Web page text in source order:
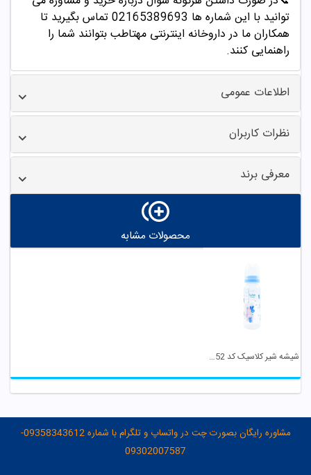
توانید با این شماره ها 02165389693
تماس بگیرید تا
همکاران ما در داروخانه اینترنتی مهتاطب بتوانند شما را
راهنمایی کنند.
اطلاعات عمومی
نظرات کاربران
معرفی برند
محصولات مشابه
شیشه شیر کلاسیک کد 852 وی بیبی
مشاوره رایگان بصورت چت در واتساپ و تلگرام با شماره 09358343612-
09302007587